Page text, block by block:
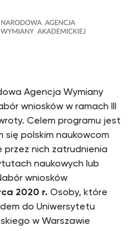
Agencja Wymiany
wniosków w ramach III
Celem programu jest
się polskim naukowcom
nich zatrudnienia
naukowych lub
wniosków
2020 r. Osoby, które
do Uniwersytetu
w Warszawie